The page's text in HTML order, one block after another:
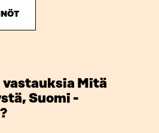
Mitä
Suomi -